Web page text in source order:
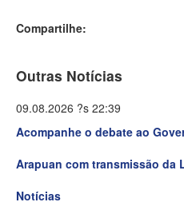
Compartilhe:
Outras Notícias
09.08.2026 ?s 22:39
Acompanhe o debate ao
Arapuan com transmissão da
Notícias